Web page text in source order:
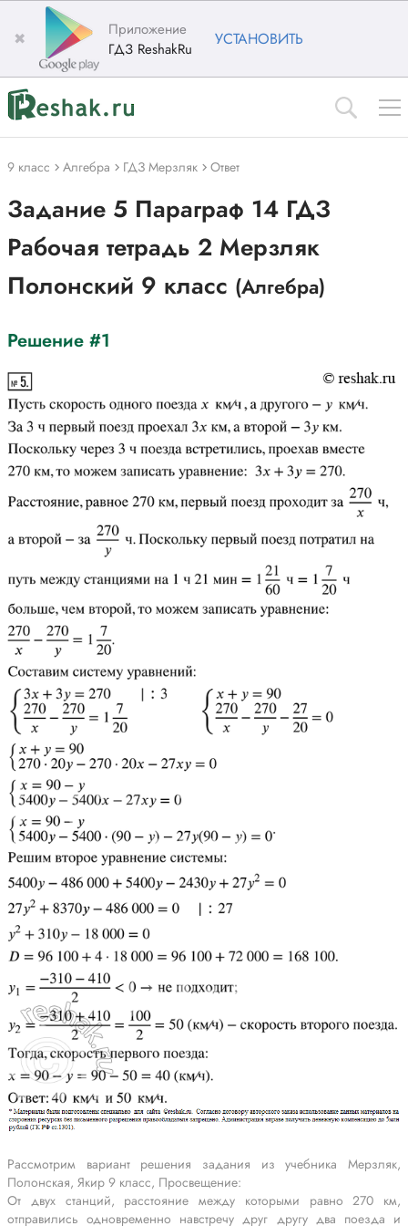
✖
Приложение
ГДЗ ReshakRu
УСТАНОВИТЬ
9 класс Алгебра ГДЗ Мерзляк Ответ
Задание 5 Параграф 14 ГДЗ
Рабочая тетрадь 2 Мерзляк
Полонский 9 класс (Алгебра)
Решение #1
Рассмотрим вариант решения задания из учебника Мерзляк,
Полонская, Якир 9 класс, Просвещение:
От двух станций, расстояние между которыми равно 270 км,
отправились одновременно навстречу друг другу два поезда и